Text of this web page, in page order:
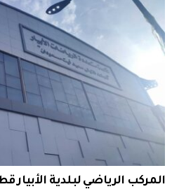
المركب الرياضي لبلدية